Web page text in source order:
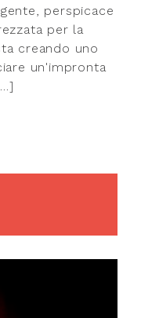
perspicace
per la
creando uno
un'impronta